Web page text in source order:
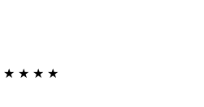
★ ★ ★ ★